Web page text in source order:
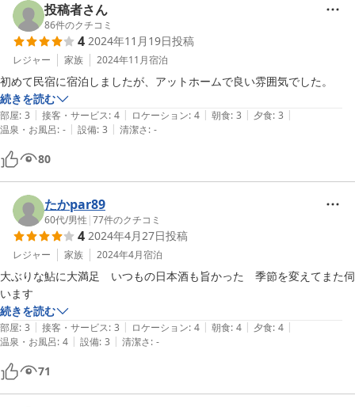
投稿者さん
86件のクチコミ
4 2024年11月19日投稿
レジャー 家族 2024年11月宿泊
初めて民宿に宿泊しましたが、アットホームで良い雰囲気でした。
続きを読む
部屋: 3 | 接客・サービス: 4 | ロケーション: 4 | 朝食: 3 | 夕食: 3 |
温泉・お風呂: - | 設備: 3 | 清潔さ: -
80
たかpar89
60代/男性 |77件のクチコミ
4 2024年4月27日投稿
レジャー 家族 2024年4月宿泊
大ぶりな鮎に大満足　いつもの日本酒も旨かった　季節を変えてまた伺
います
続きを読む
部屋: 3 | 接客・サービス: 3 | ロケーション: 4 | 朝食: 4 | 夕食: 4 |
温泉・お風呂: 4 | 設備: 3 | 清潔さ: -
71